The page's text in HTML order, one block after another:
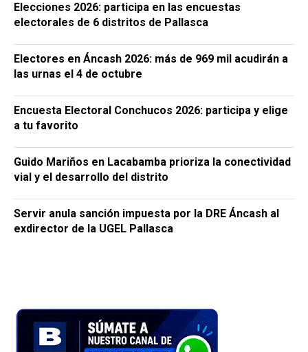
Elecciones 2026: participa en las encuestas
electorales de 6 distritos de Pallasca
Electores en Áncash 2026: más de 969 mil acudirán a
las urnas el 4 de octubre
Encuesta Electoral Conchucos 2026: participa y elige
a tu favorito
Guido Mariños en Lacabamba prioriza la conectividad
vial y el desarrollo del distrito
Servir anula sanción impuesta por la DRE Áncash al
exdirector de la UGEL Pallasca